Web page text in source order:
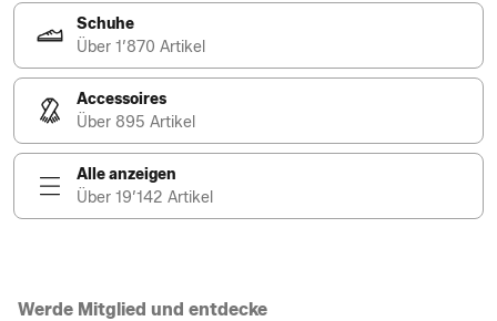
Schuhe
Über 1’870 Artikel
Accessoires
Über 895 Artikel
Alle anzeigen
Über 19’142 Artikel
Werde Mitglied und entdecke